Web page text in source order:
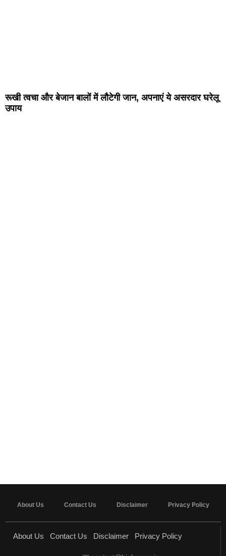
रूखी त्वचा और बेजान बालों में लौटेगी जान, अपनाएं ये असरदार घरेलू
उपाय
About Us Contact Us Disclaimer Privacy Policy
About Us Contact Us Disclaimer Privacy Policy